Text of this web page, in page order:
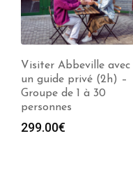
Visiter Chantilly avec
un guide privé (2h) –
Groupe de 1 à 30
personnes
299.00€